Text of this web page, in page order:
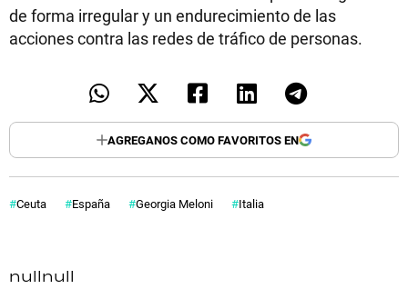
de forma irregular y un endurecimiento de las
acciones contra las redes de tráfico de personas.
AGREGANOS COMO FAVORITOS EN
Ceuta España Georgia Meloni Italia
nullnull